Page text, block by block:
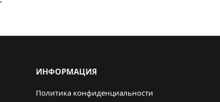
ИНФОРМАЦИЯ
Политика конфиденциальности